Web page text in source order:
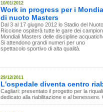
10/01/2012
Work in progress per i
di nuoto Masters
Dal 3 al 17 giugno 2012 lo Stadio del
Riccione ospiterà tutte le gare dei
Mondiali Masters delle discipline
Si attendono grandi numeri per uno
spettacolo sportivo di alta qualità.
29/12/2011
L'ospedale diventa centro
Cagliari: presentato il progetto per la
dedicato alla riabilitazione e al benessere.